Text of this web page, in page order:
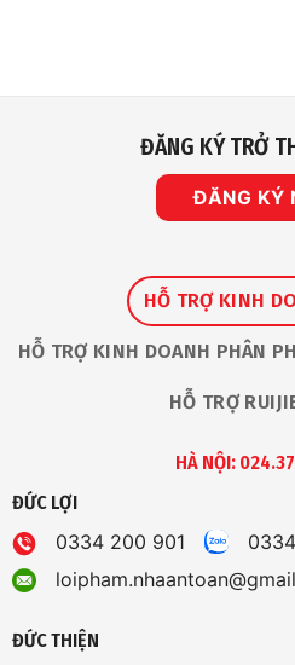
ĐĂNG KÝ TRỞ
ĐĂNG KÝ
HỖ TRỢ KINH
HỖ TRỢ KINH DOANH PHÂN
HỖ TRỢ
HÀ NỘI:
ĐỨC LỢI
0334 200 901
ĐỨC THIỆN